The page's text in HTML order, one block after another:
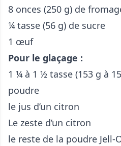
8 onces (250 g) de
¼ tasse (56 g) de sucre
1 œuf
Pour le glaçage :
1 ¼ à 1 ½ tasse (153 g à
poudre
le jus d’un citron
Le zeste d’un citron
le reste de la poudre